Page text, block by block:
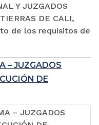
Y JUZGADOS
DE CALI,
de los requisitos de
– JUZGADOS
DE